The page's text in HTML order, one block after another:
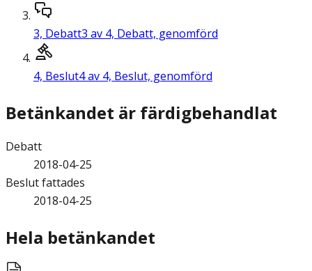
3, Debatt3 av 4, Debatt, genomförd
4, Beslut4 av 4, Beslut, genomförd
Betänkandet är färdigbehandlat
Debatt
2018-04-25
Beslut fattades
2018-04-25
Hela betänkandet